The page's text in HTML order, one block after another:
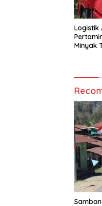
Logistik
Minyak